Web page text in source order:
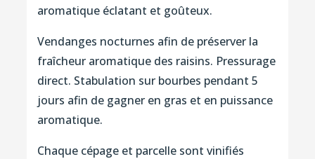
aromatique éclatant et goûteux.
Vendanges nocturnes afin de préserver la
fraîcheur aromatique des raisins. Pressurage
direct. Stabulation sur bourbes pendant 5
jours afin de gagner en gras et en puissance
aromatique.
Chaque cépage et parcelle sont vinifiés